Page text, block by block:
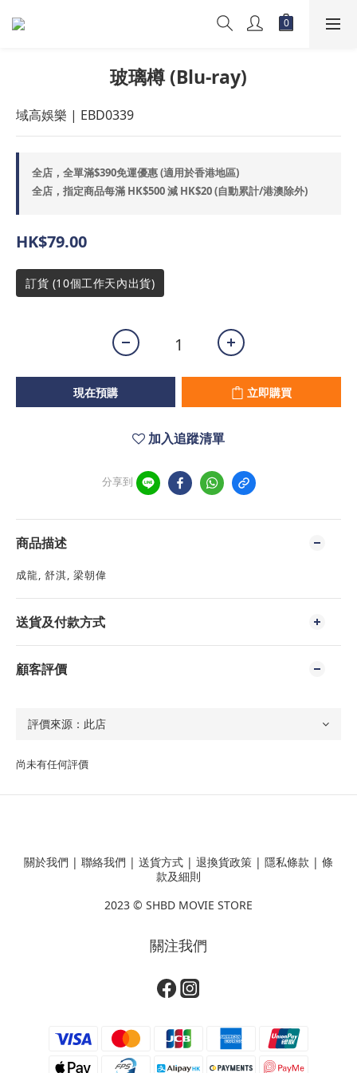
玻璃樽 (Blu-ray)
域高娛樂 | EBD0339
全店，全單滿$390免運優惠 (適用於香港地區)
全店，指定商品每滿 HK$500 減 HK$20 (自動累計/港澳除外)
HK$79.00
訂貨 (10個工作天內出貨)
現在預購 立即購買
加入追蹤清單
分享到
商品描述
成龍, 舒淇, 梁朝偉
送貨及付款方式
顧客評價
尚未有任何評價
關於我們 | 聯絡我們 | 送貨方式 | 退換貨政策 | 隱私條款 | 條
款及細則
2023 © SHBD MOVIE STORE
關注我們